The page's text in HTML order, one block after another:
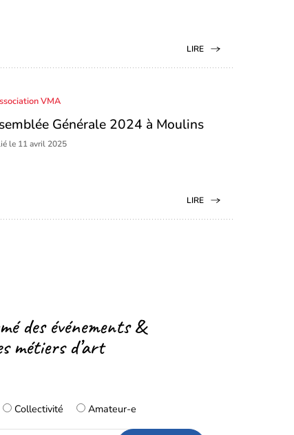
LIRE
VMA
Générale 2024 à Moulins
le 11 avril 2025
LIRE
des événements &
métiers d’art
Collectivité Amateur-e